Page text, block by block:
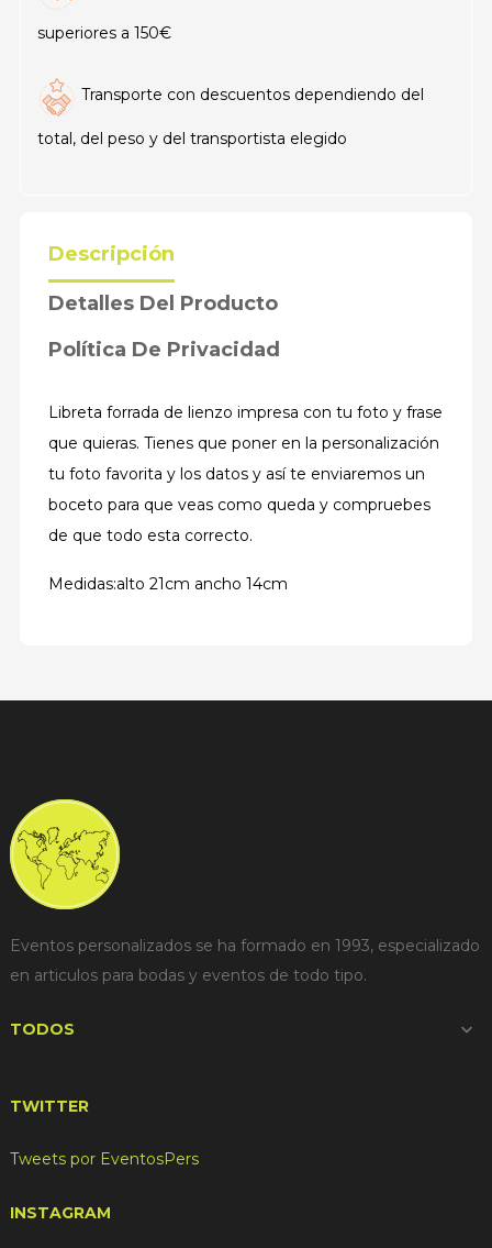
superiores a 150€
Transporte con descuentos dependiendo del
total, del peso y del transportista elegido
Descripción
Detalles Del Producto
Política De Privacidad
Libreta forrada de lienzo impresa con tu foto y frase
que quieras. Tienes que poner en la personalización
tu foto favorita y los datos y así te enviaremos un
boceto para que veas como queda y compruebes
de que todo esta correcto.
Medidas:alto 21cm ancho 14cm
Eventos personalizados se ha formado en 1993, especializado
en articulos para bodas y eventos de todo tipo.
TODOS 
TWITTER
Tweets por EventosPers
INSTAGRAM